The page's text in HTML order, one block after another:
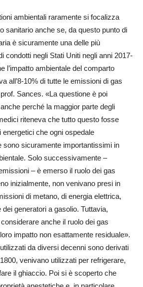
ambientali raramente si focalizza
sanitario anche se, da questo punto di
è sicuramente una delle più
condotti negli Stati Uniti negli anni 2017-
l’impatto ambientale del comparto
all’8-10% di tutte le emissioni di gas
Sances. «La questione è poi
perché la maggior parte degli
riteneva che tutto questo fosse
che ogni ospedale
sono sicuramente importantissimi in
Solo successivamente –
– è emerso il ruolo dei gas
inizialmente, non venivano presi in
di metano, di energia elettrica,
generatori a gasolio. Tuttavia,
anche il ruolo dei gas
impatto non esattamente residuale».
da diversi decenni sono derivati
venivano utilizzati per refrigerare,
il ghiaccio. Poi si è scoperto che